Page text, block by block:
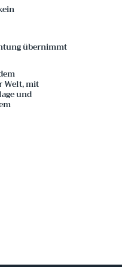
übernimmt
Welt, mit
und